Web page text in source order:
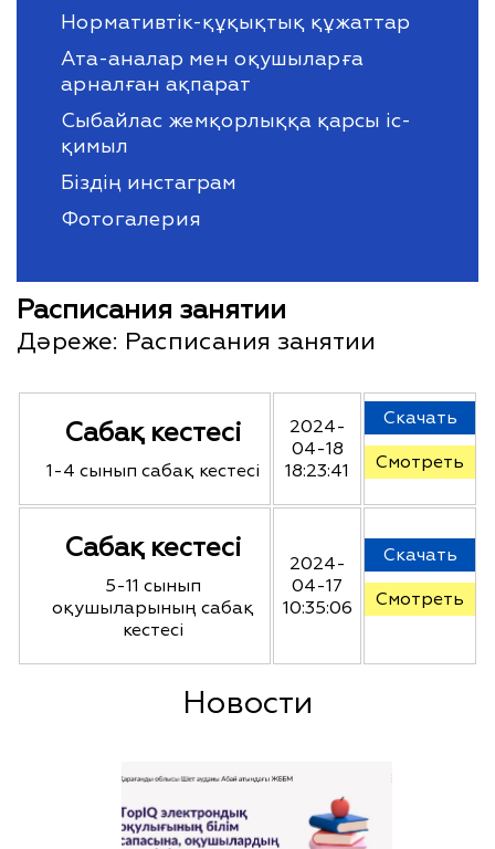
Нормативтік-құқықтық құжаттар
Ата-аналар мен оқушыларға
арналған ақпарат
Сыбайлас жемқорлыққа қарсы іс-
қимыл
Біздің инстаграм
Фотогалерия
Расписания занятии
Дәреже: Расписания занятии
Сабақ кестесі
1-4 сынып сабақ кестесі
2024-
04-18
18:23:41
Скачать
Смотреть
Сабақ кестесі
5-11 сынып
оқушыларының сабақ
кестесі
2024-
04-17
10:35:06
Скачать
Смотреть
Новости